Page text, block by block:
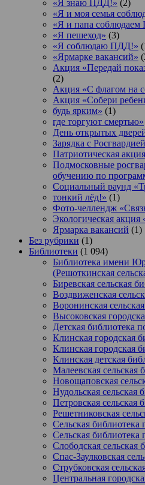
«Я знаю ПДД!» (2)
«Я и моя семья
«Я и папа
«Я пешеход» (3)
«Я соблюдаю ПДД!»
«Ярмарке вакансий»
Акция «Передай
(2)
Акция «С флагом на
Акция «Собери
будь ярким» (1)
где торгуют смертью»
День открытых
Зарядка с Росгвардией
Патриотическая
Подмосковные
обучению по
Социальный раунд
тонкий лёд!» (1)
Фото-челлендж
Экологическая акция
Ярмарка вакансий (1)
Без рубрики (1)
Библиотеки (1 094)
Библиотека имени
(Решоткинская
Биревская сельская
Воздвиженская
Воронинская
Высоковская
Детская библиотека
Клинская городская
Клинская городская
Клинская детская
Малеевская сельская
Новощаповская
Нудольская сельская
Петровская сельская
Решетниковская
Сельская библиотека
Сельская библиотека
Слободская сельская
Спас-Заулковская
Струбковская
Центральная